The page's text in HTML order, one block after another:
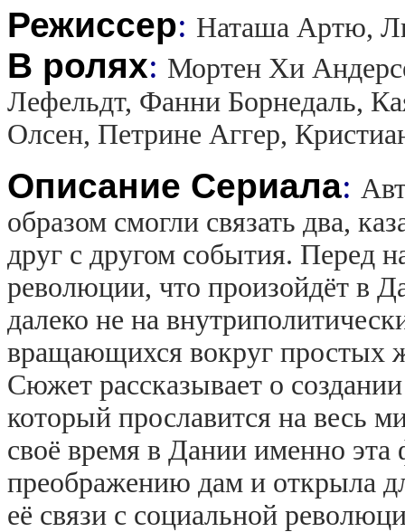
Режиссер: Наташа Артю,
В ролях: Мортен Хи
Лефельдт, Фанни Борнедаль,
Олсен, Петрине Аггер,
Описание Сериала:
образом смогли связать два,
друг с другом события. Перед
революции, что произойдёт в
далеко не на
вращающихся вокруг простых
Сюжет рассказывает о
который прославится на весь
своё время в Дании именно
преображению дам и открыла
её связи с социальной